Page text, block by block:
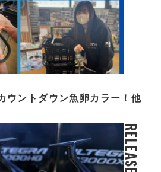
ウントダウン魚卵カラー！他
RELEASE